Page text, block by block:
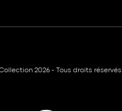
2026 - Tous droits réservés